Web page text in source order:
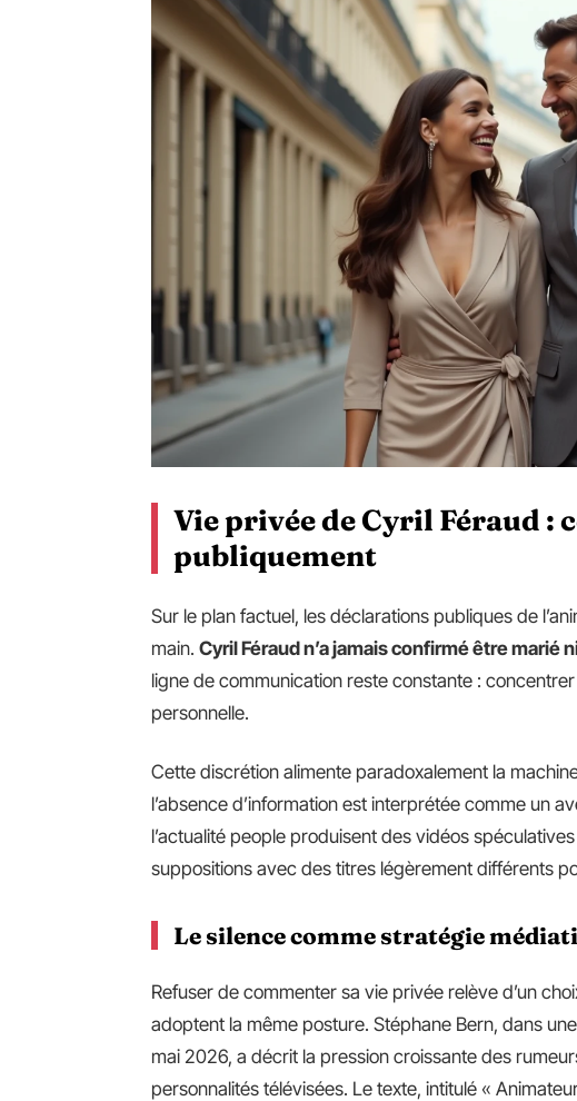
Vie privée de Cyril Féraud :
publiquement
Sur le plan factuel, les déclarations publiques de
main. Cyril Féraud n’a jamais confirmé être marié
ligne de communication reste constante :
personnelle.
Cette discrétion alimente paradoxalement la
l’absence d’information est interprétée comme un
l’actualité people produisent des vidéos
suppositions avec des titres légèrement différents
Le silence comme stratégie
Refuser de commenter sa vie privée relève d’un
adoptent la même posture. Stéphane Bern, dans
mai 2026, a décrit la pression croissante des
personnalités télévisées. Le texte, intitulé «